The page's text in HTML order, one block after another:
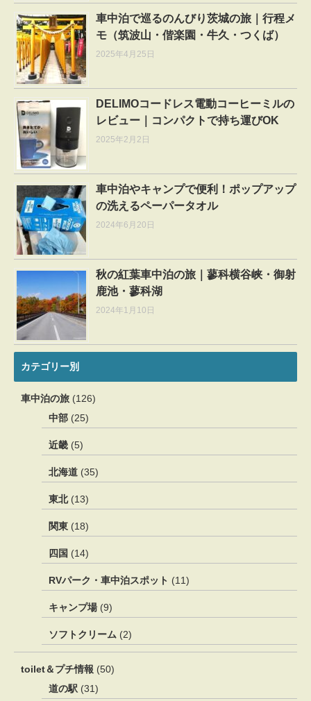
車中泊で巡るのんびり茨城の旅｜行程メ
モ（筑波山・偕楽園・牛久・つくば）
2025年4月25日
DELIMOコードレス電動コーヒーミルの
レビュー｜コンパクトで持ち運びOK
2025年2月2日
車中泊やキャンプで便利！ポップアップ
の洗えるペーパータオル
2024年6月20日
秋の紅葉車中泊の旅｜蓼科横谷峡・御射
鹿池・蓼科湖
2024年1月10日
カテゴリー別
車中泊の旅 (126)
中部 (25)
近畿 (5)
北海道 (35)
東北(13)
関東 (18)
四国 (14)
RVパーク・車中泊スポット (11)
キャンプ場 (9)
ソフトクリーム (2)
toilet＆プチ情報 (50)
道の駅 (31)